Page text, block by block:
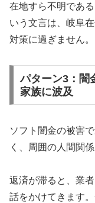
在地すら不明であ
いう文言は、岐阜
対策に過ぎません。
パターン3：闇
家族に波及
ソフト闇金の被害
く、周囲の人間関
返済が滞ると、業
話をかけてきます